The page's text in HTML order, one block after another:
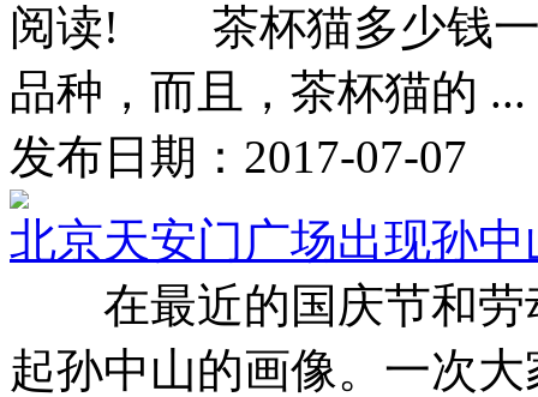
阅读! 茶杯猫多少钱
品种，而且，茶杯猫的 ...
发布日期：2017-07-07
北京天安门广场出现孙
在最近的国庆节和劳
起孙中山的画像。一次